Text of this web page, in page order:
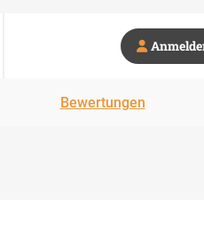
Bewertungen